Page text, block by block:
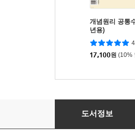
개념원리 공통
년용)
17,100원 (10%
수학의 힘 베타 유형
도서정보